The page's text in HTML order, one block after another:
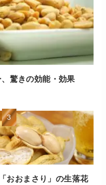
驚きの効能・効果
「おおまさり」の生落花